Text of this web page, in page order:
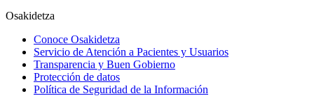
Osakidetza
Conoce Osakidetza
Servicio de Atención a Pacientes y Usuarios
Transparencia y Buen Gobierno
Protección de datos
Política de Seguridad de la Información